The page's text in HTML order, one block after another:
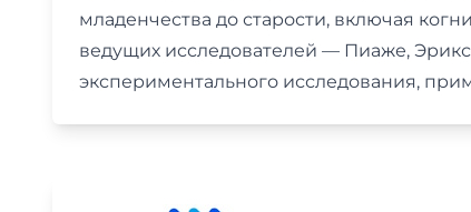
младенчества до старости, включая
ведущих исследователей — Пиаже,
экспериментального исследования,